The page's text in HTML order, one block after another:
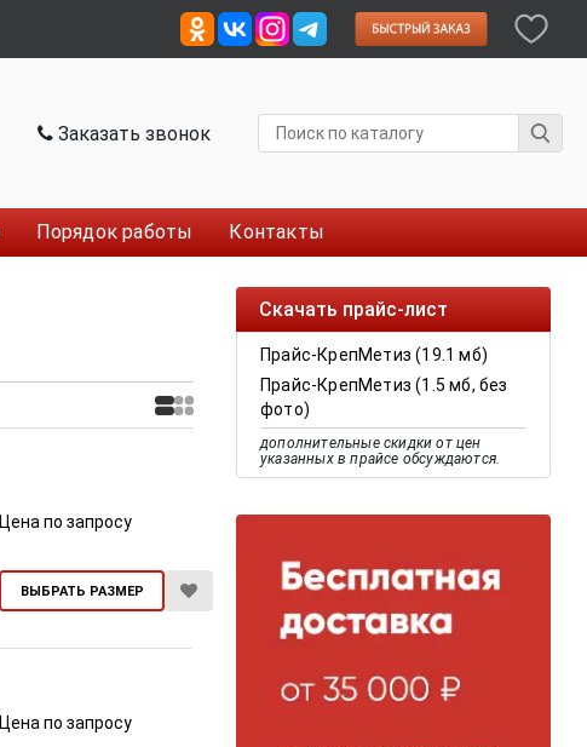
Заказать звонок
Порядок работы Контакты
Скачать прайс-лист
Прайс-КрепМетиз (19.1 мб)
Прайс-КрепМетиз (1.5 мб, без
фото)
дополнительные скидки от цен
указанных в прайсе обсуждаются.
ВЫБРАТЬ РАЗМЕР
Цена по запросу
Цена по запросу